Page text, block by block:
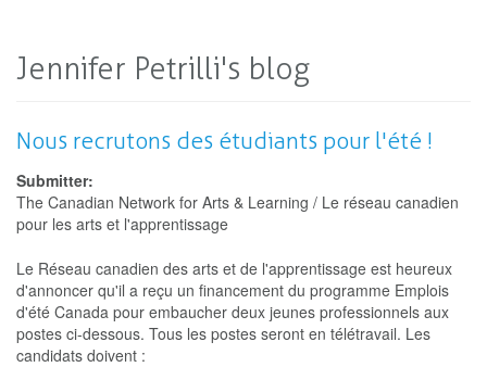
Jennifer Petrilli's blog
Nous recrutons des étudiants pour l'été !
Submitter:
The Canadian Network for Arts & Learning / Le réseau canadien
pour les arts et l'apprentissage
Le Réseau canadien des arts et de l'apprentissage est heureux
d'annoncer qu'il a reçu un financement du programme Emplois
d'été Canada pour embaucher deux jeunes professionnels aux
postes ci-dessous. Tous les postes seront en télétravail. Les
candidats doivent :